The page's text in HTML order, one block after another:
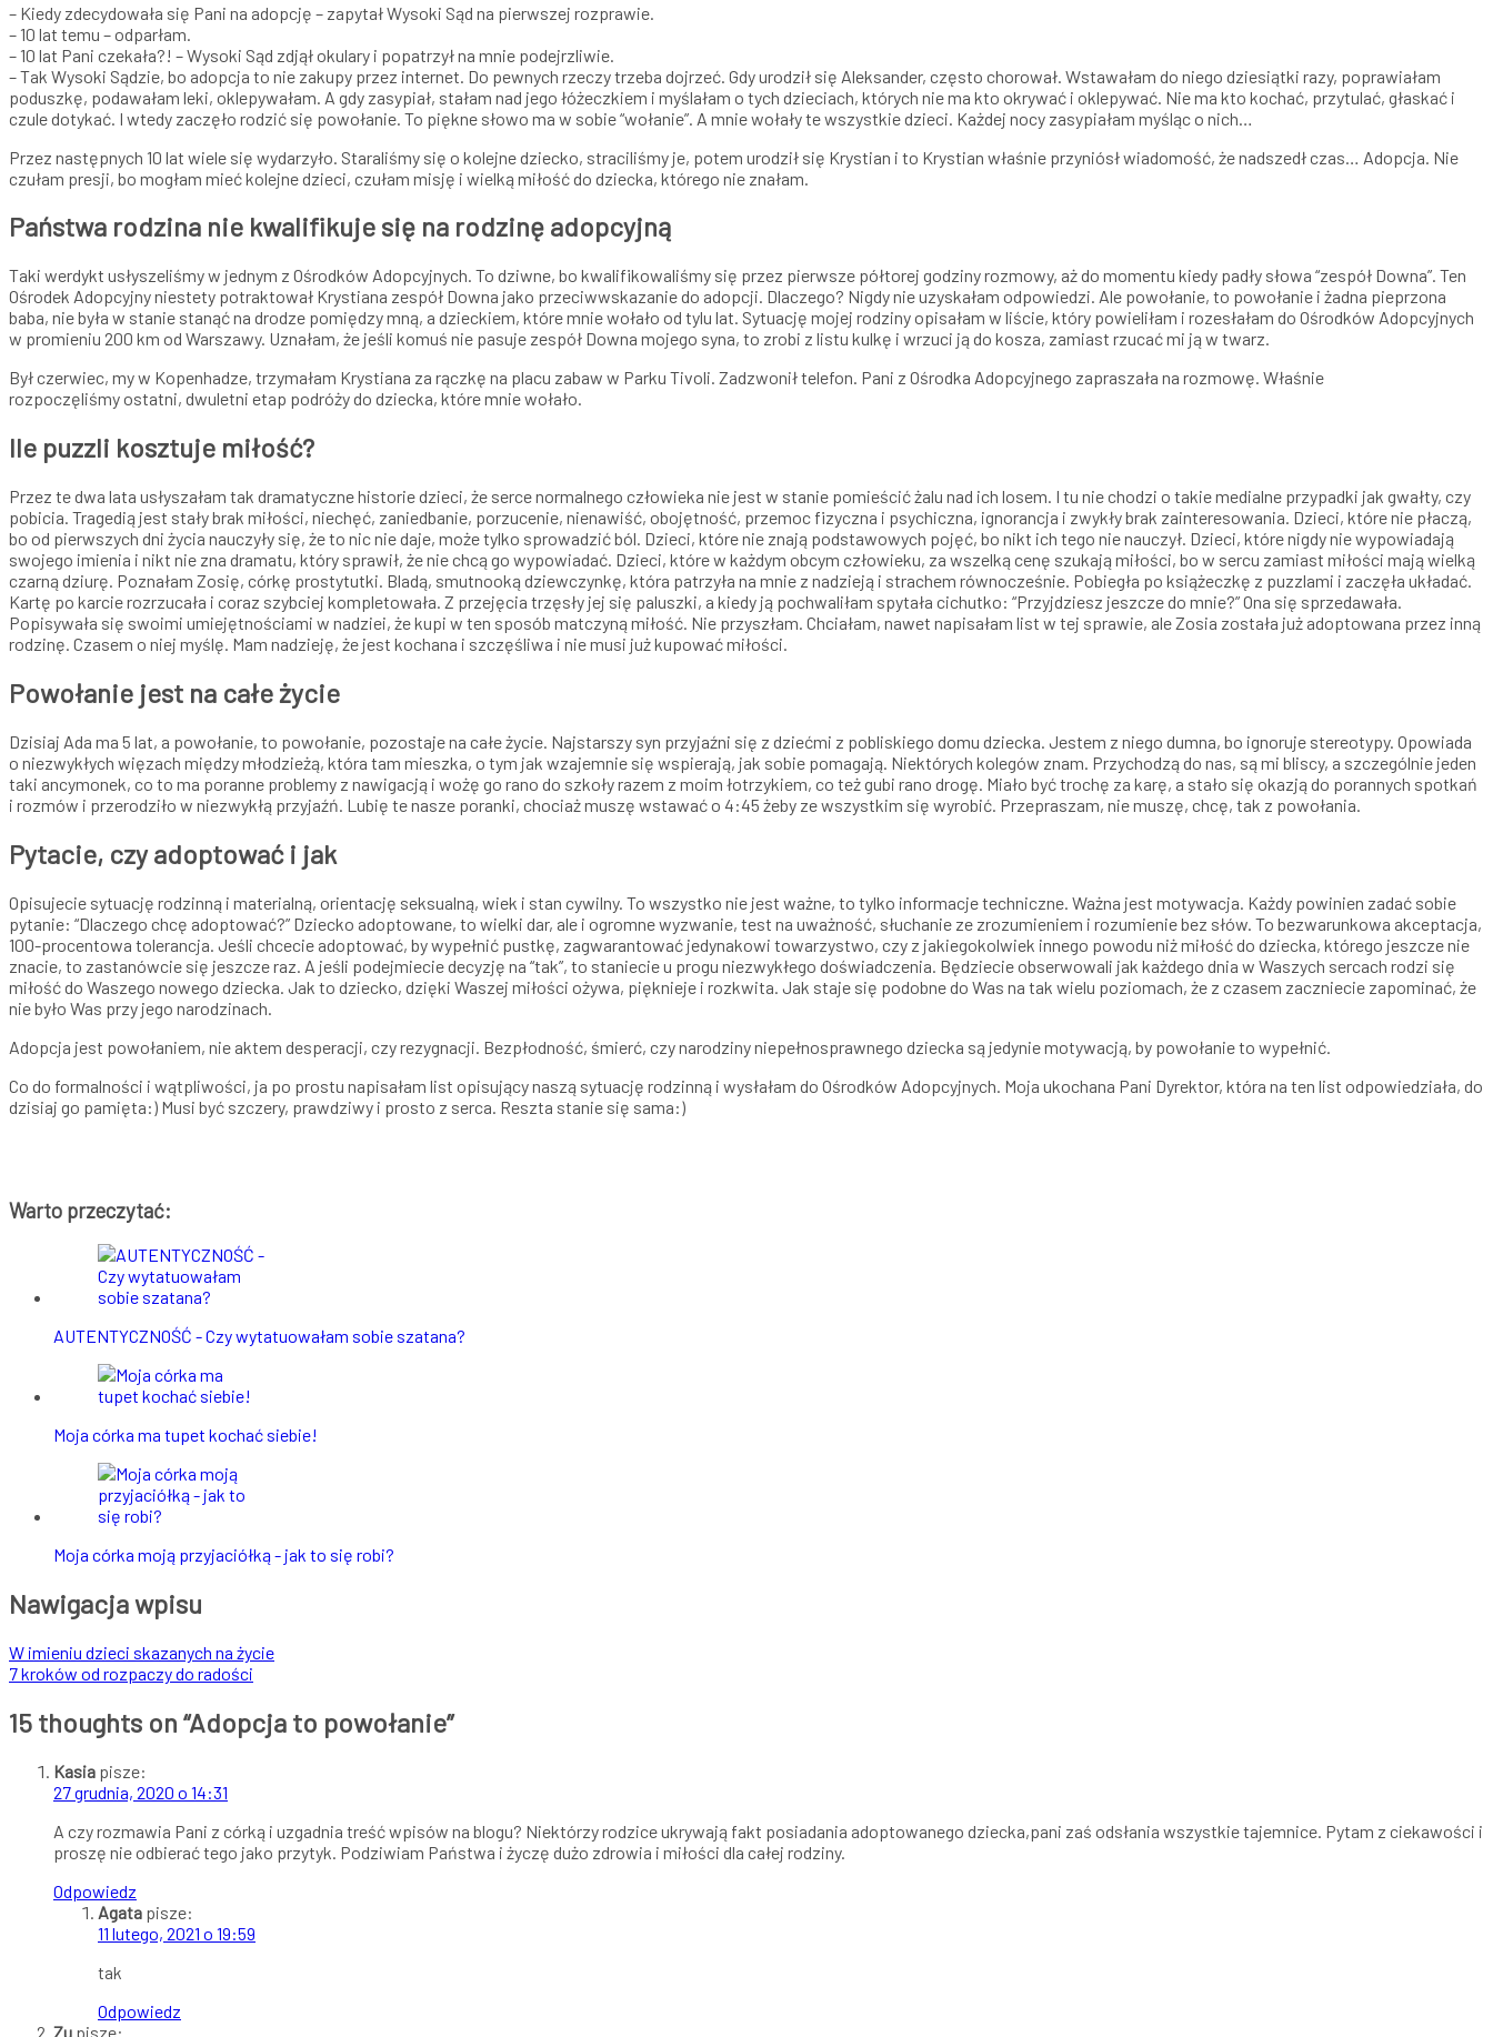
– Kiedy zdecydowała się Pani na adopcję – zapytał Wysoki Sąd na pierwszej rozprawie.
– 10 lat temu – odparłam.
– 10 lat Pani czekała?! – Wysoki Sąd zdjął okulary i popatrzył na mnie podejrzliwie.
– Tak Wysoki Sądzie, bo adopcja to nie zakupy przez internet. Do pewnych rzeczy trzeba dojrzeć. Gdy urodził się Aleksander, często chorował. Wstawałam do niego dziesiątki razy, poprawiałam
poduszkę, podawałam leki, oklepywałam. A gdy zasypiał, stałam nad jego łóżeczkiem i myślałam o tych dzieciach, których nie ma kto okrywać i oklepywać. Nie ma kto kochać, przytulać, głaskać i
czule dotykać. I wtedy zaczęło rodzić się powołanie. To piękne słowo ma w sobie “wołanie”. A mnie wołały te wszystkie dzieci. Każdej nocy zasypiałam myśląc o nich…
Przez następnych 10 lat wiele się wydarzyło. Staraliśmy się o kolejne dziecko, straciliśmy je, potem urodził się Krystian i to Krystian właśnie przyniósł wiadomość, że nadszedł czas… Adopcja. Nie
czułam presji, bo mogłam mieć kolejne dzieci, czułam misję i wielką miłość do dziecka, którego nie znałam.
Państwa rodzina nie kwalifikuje się na rodzinę adopcyjną
Taki werdykt usłyszeliśmy w jednym z Ośrodków Adopcyjnych. To dziwne, bo kwalifikowaliśmy się przez pierwsze półtorej godziny rozmowy, aż do momentu kiedy padły słowa “zespół Downa”. Ten
Ośrodek Adopcyjny niestety potraktował Krystiana zespół Downa jako przeciwwskazanie do adopcji. Dlaczego? Nigdy nie uzyskałam odpowiedzi. Ale powołanie, to powołanie i żadna pieprzona
baba, nie była w stanie stanąć na drodze pomiędzy mną, a dzieckiem, które mnie wołało od tylu lat. Sytuację mojej rodziny opisałam w liście, który powieliłam i rozesłałam do Ośrodków Adopcyjnych
w promieniu 200 km od Warszawy. Uznałam, że jeśli komuś nie pasuje zespół Downa mojego syna, to zrobi z listu kulkę i wrzuci ją do kosza, zamiast rzucać mi ją w twarz.
Był czerwiec, my w Kopenhadze, trzymałam Krystiana za rączkę na placu zabaw w Parku Tivoli. Zadzwonił telefon. Pani z Ośrodka Adopcyjnego zapraszała na rozmowę. Właśnie
rozpoczęliśmy ostatni, dwuletni etap podróży do dziecka, które mnie wołało.
Ile puzzli kosztuje miłość?
Przez te dwa lata usłyszałam tak dramatyczne historie dzieci, że serce normalnego człowieka nie jest w stanie pomieścić żalu nad ich losem. I tu nie chodzi o takie medialne przypadki jak gwałty, czy
pobicia. Tragedią jest stały brak miłości, niechęć, zaniedbanie, porzucenie, nienawiść, obojętność, przemoc fizyczna i psychiczna, ignorancja i zwykły brak zainteresowania. Dzieci, które nie płaczą,
bo od pierwszych dni życia nauczyły się, że to nic nie daje, może tylko sprowadzić ból. Dzieci, które nie znają podstawowych pojęć, bo nikt ich tego nie nauczył. Dzieci, które nigdy nie wypowiadają
swojego imienia i nikt nie zna dramatu, który sprawił, że nie chcą go wypowiadać. Dzieci, które w każdym obcym człowieku, za wszelką cenę szukają miłości, bo w sercu zamiast miłości mają wielką
czarną dziurę. Poznałam Zosię, córkę prostytutki. Bladą, smutnooką dziewczynkę, która patrzyła na mnie z nadzieją i strachem równocześnie. Pobiegła po książeczkę z puzzlami i zaczęła układać.
Kartę po karcie rozrzucała i coraz szybciej kompletowała. Z przejęcia trzęsły jej się paluszki, a kiedy ją pochwaliłam spytała cichutko: “Przyjdziesz jeszcze do mnie?” Ona się sprzedawała.
Popisywała się swoimi umiejętnościami w nadziei, że kupi w ten sposób matczyną miłość. Nie przyszłam. Chciałam, nawet napisałam list w tej sprawie, ale Zosia została już adoptowana przez inną
rodzinę. Czasem o niej myślę. Mam nadzieję, że jest kochana i szczęśliwa i nie musi już kupować miłości.
Powołanie jest na całe życie
Dzisiaj Ada ma 5 lat, a powołanie, to powołanie, pozostaje na całe życie. Najstarszy syn przyjaźni się z dziećmi z pobliskiego domu dziecka. Jestem z niego dumna, bo ignoruje stereotypy. Opowiada
o niezwykłych więzach między młodzieżą, która tam mieszka, o tym jak wzajemnie się wspierają, jak sobie pomagają. Niektórych kolegów znam. Przychodzą do nas, są mi bliscy, a szczególnie jeden
taki ancymonek, co to ma poranne problemy z nawigacją i wożę go rano do szkoły razem z moim łotrzykiem, co też gubi rano drogę. Miało być trochę za karę, a stało się okazją do porannych spotkań
i rozmów i przerodziło w niezwykłą przyjaźń. Lubię te nasze poranki, chociaż muszę wstawać o 4:45 żeby ze wszystkim się wyrobić. Przepraszam, nie muszę, chcę, tak z powołania.
Pytacie, czy adoptować i jak
Opisujecie sytuację rodzinną i materialną, orientację seksualną, wiek i stan cywilny. To wszystko nie jest ważne, to tylko informacje techniczne. Ważna jest motywacja. Każdy powinien zadać sobie
pytanie: “Dlaczego chcę adoptować?” Dziecko adoptowane, to wielki dar, ale i ogromne wyzwanie, test na uważność, słuchanie ze zrozumieniem i rozumienie bez słów. To bezwarunkowa akceptacja,
100-procentowa tolerancja. Jeśli chcecie adoptować, by wypełnić pustkę, zagwarantować jedynakowi towarzystwo, czy z jakiegokolwiek innego powodu niż miłość do dziecka, którego jeszcze nie
znacie, to zastanówcie się jeszcze raz. A jeśli podejmiecie decyzję na “tak”, to staniecie u progu niezwykłego doświadczenia. Będziecie obserwowali jak każdego dnia w Waszych sercach rodzi się
miłość do Waszego nowego dziecka. Jak to dziecko, dzięki Waszej miłości ożywa, pięknieje i rozkwita. Jak staje się podobne do Was na tak wielu poziomach, że z czasem zaczniecie zapominać, że
nie było Was przy jego narodzinach.
Adopcja jest powołaniem, nie aktem desperacji, czy rezygnacji. Bezpłodność, śmierć, czy narodziny niepełnosprawnego dziecka są jedynie motywacją, by powołanie to wypełnić.
Co do formalności i wątpliwości, ja po prostu napisałam list opisujący naszą sytuację rodzinną i wysłałam do Ośrodków Adopcyjnych. Moja ukochana Pani Dyrektor, która na ten list odpowiedziała, do
dzisiaj go pamięta:) Musi być szczery, prawdziwy i prosto z serca. Reszta stanie się sama:)
Warto przeczytać:
AUTENTYCZNOŚĆ - Czy wytatuowałam sobie szatana?
Moja córka ma tupet kochać siebie!
Moja córka moją przyjaciółką - jak to się robi?
Nawigacja wpisu
W imieniu dzieci skazanych na życie
7 kroków od rozpaczy do radości
15 thoughts on “Adopcja to powołanie”
Kasia pisze:
27 grudnia, 2020 o 14:31
A czy rozmawia Pani z córką i uzgadnia treść wpisów na blogu? Niektórzy rodzice ukrywają fakt posiadania adoptowanego dziecka,pani zaś odsłania wszystkie tajemnice. Pytam z ciekawości i
proszę nie odbierać tego jako przytyk. Podziwiam Państwa i życzę dużo zdrowia i miłości dla całej rodziny.
Odpowiedz
Agata pisze:
11 lutego, 2021 o 19:59
tak
Odpowiedz
Zu pisze: